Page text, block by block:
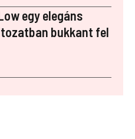
egy elegáns
bukkant fel